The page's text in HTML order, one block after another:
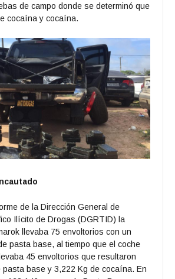
de campo donde se determinó que
cocaína y cocaína.
de la Dirección General de
Ilícito de Drogas (DGRTID) la
llevaba 75 envoltorios con un
pasta base, al tiempo que el coche
45 envoltorios que resultaron
pasta base y 3,222 Kg de cocaína. En